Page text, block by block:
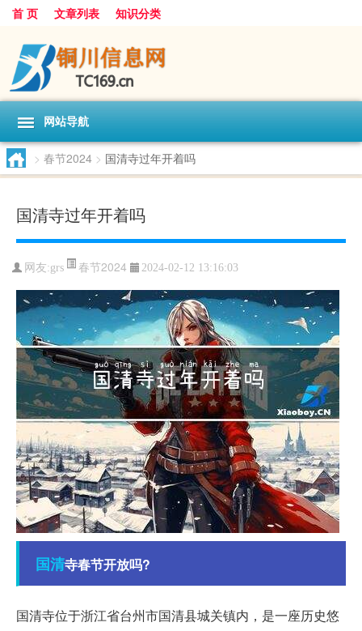
首 页 文章列表 知识分类
网站导航
> 春节2024 > 国清寺过年开着吗
国清寺过年开着吗
网友:grs 春节2024 2024-02-12 13:16:03
国清寺春节开放吗?
国清寺位于浙江省台州市国清县城关镇内，是一座历史悠